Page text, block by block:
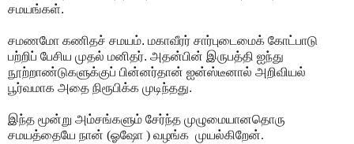
சமயங்கள்.
சமணமோ கணிதச் சமயம். மகாவீரர் சார்புடைமைக் கோட்பாடு
பற்றிப் பேசிய முதல் மனிதர். அதன்பின் இருபத்தி ஐந்து
நூற்றாண்டுகளுக்குப் பின்னர்தான் ஐன்ஸ்டீனால் அறிவியல்
பூர்வமாக அதை நிரூபிக்க முடிந்தது.
இந்த மூன்று அம்சங்களும் சேர்ந்த முழுமையானதொரு
சமயத்தையே நான் (ஓஷோ ) வழங்க முயல்கிறேன்.